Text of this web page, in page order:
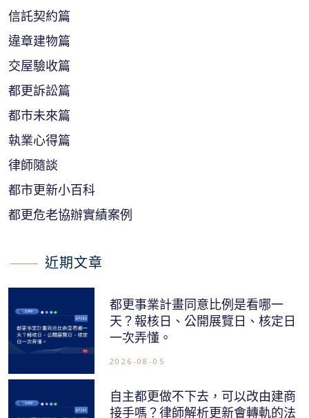
信託契約篇
違章建物篇
交屋驗收篇
都更訴訟篇
都市未來篇
執業心得篇
律師隨談
都市更新小百科
都更危老協辦實績案例
近期文章
都更事業計畫同意比例是看哪一
天？報核日、公開展覽日、核定日
一次弄懂。
2026-08-05
自主都更做不下去，可以改由建商
接手嗎？律師解析更新會轉軌的法